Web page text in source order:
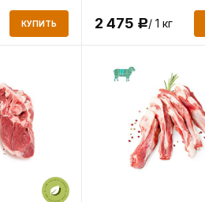
КУПИТЬ 2 475 Р/ 1 кг